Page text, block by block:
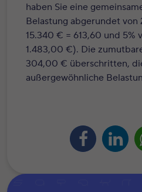
haben Sie eine
Belastung abgerundet
15.340 € = 613,60 und 5%
1.483,00 €). Die
304,00 € überschritten,
außergewöhnliche